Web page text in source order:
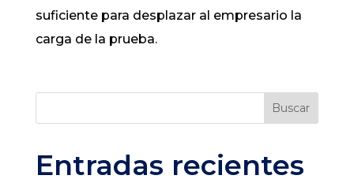
suficiente para desplazar al empresario la
carga de la prueba.
Buscar
Entradas recientes